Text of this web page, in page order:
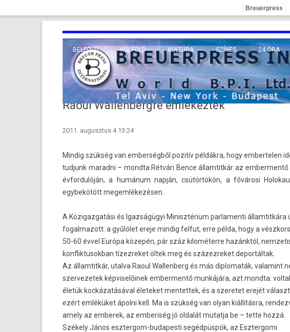
Breuerpress
BELFÖLD KÜLFÖLD
EURÓPA
KÖZEL-KELET
TENGERENTÚL
KULTÚRA
TUDOMÁNY
VALLÁS
SZÍNES 24 ÓRA
Raoul Wallenbergre emlékeztek
2011. augusztus 4 13:24
Min­dig szükség van em­ber­ségből pozitív példákra, hogy em­ber­tel­en
tud­junk marad­ni – mondta Rétvári Bence állam­titkár az em­ber­mentő
évfor­dulóján, a humánum napján, csütörtökön, a fővárosi
egybekötött megem­lékezés­en.
A Közigaz­gatási és Igazságügyi Minisztérium par­lamen­ti állam­titkára
fogal­mazott: a gyűlölet ereje min­dig fel­fut, erre példa, hogy a
50-60 évvel Európa közepén, pár száz kilométerre hazánktól,
konflik­tusok­ban tízez­reket öltek meg és százez­reket de­por­táltak.
Az állam­titkár, utal­va Raoul Wal­lenberg és más di­plomaták, valamint
szer­vezetek kép­viselőinek em­ber­mentő munkájára, azt mondta:
életük kockázatásával életeket men­tettek, és a szeretet erejét
ezért emléküket ápolni kell. Ma is szükség van olyan kiállításra,
amely az em­berek, az em­beriség jó oldalát mutat­ja be – tette hozzá.
Székely János esztergom-budapesti segédpüspök, az Eszter­gomi